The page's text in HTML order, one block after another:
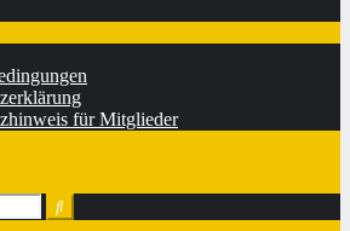
für Mitglieder